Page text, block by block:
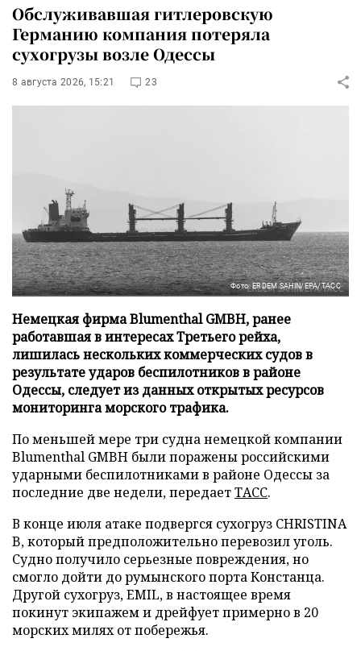
Обслуживавшая гитлеровскую
Германию компания потеряла
сухогрузы возле Одессы
8 августа 2026, 15:21 23
Фото: ERDEM SAHIN/EPA/ТАСС
Немецкая фирма Blumenthal GMBH, ранее
работавшая в интересах Третьего рейха,
лишилась нескольких коммерческих судов в
результате ударов беспилотников в районе
Одессы, следует из данных открытых ресурсов
мониторинга морского трафика.
По меньшей мере три судна немецкой компании
Blumenthal GMBH были поражены российскими
ударными беспилотниками в районе Одессы за
последние две недели, передаетТАСС.
В конце июля атаке подвергся сухогруз CHRISTINA
B, который предположительно перевозил уголь.
Судно получило серьезные повреждения, но
смогло дойти до румынского порта Констанца.
Другой сухогруз, EMIL, в настоящее время
покинут экипажем и дрейфует примерно в 20
морских милях от побережья.